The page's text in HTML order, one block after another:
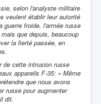
selon l'analyste militaire
veulent établir leur autorité
guerre froide, l'armée russe
que depuis, beaucoup
la fierté passée, en
de cette intrusion russe
appareils F-35: « Même
que nous avons
russe pour augmenter
dit.